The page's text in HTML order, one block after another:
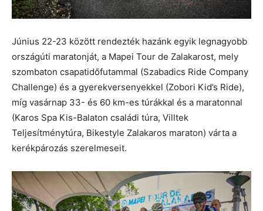
Június 22-23 között rendezték hazánk egyik legnagyobb
országúti maratonját, a Mapei Tour de Zalakarost, mely
szombaton csapatidőfutammal (Szabadics Ride Company
Challenge) és a gyerekversenyekkel (Zobori Kid’s Ride),
míg vasárnap 33- és 60 km-es túrákkal és a maratonnal
(Karos Spa Kis-Balaton családi túra, Villtek
Teljesítménytúra, Bikestyle Zalakaros maraton) várta a
kerékpározás szerelmeseit.